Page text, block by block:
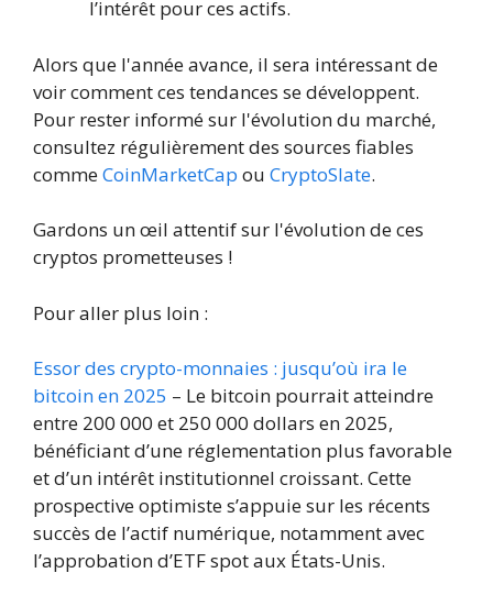
l’intérêt pour ces actifs.
Alors que l'année avance, il sera intéressant de
voir comment ces tendances se développent.
Pour rester informé sur l'évolution du marché,
consultez régulièrement des sources fiables
commeCoinMarketCap ou CryptoSlate.
Gardons un œil attentif sur l'évolution de ces
cryptos prometteuses !
Pour aller plus loin :
Essor des crypto-monnaies : jusqu’où ira le
bitcoin en 2025 – Le bitcoin pourrait atteindre
entre 200 000 et 250 000 dollars en 2025,
bénéficiant d’une réglementation plus favorable
et d’un intérêt institutionnel croissant. Cette
prospective optimiste s’appuie sur les récents
succès de l’actif numérique, notamment avec
l’approbation d’ETF spot aux États-Unis.